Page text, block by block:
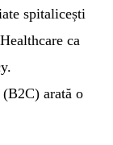
spitalicești
ca
arată o